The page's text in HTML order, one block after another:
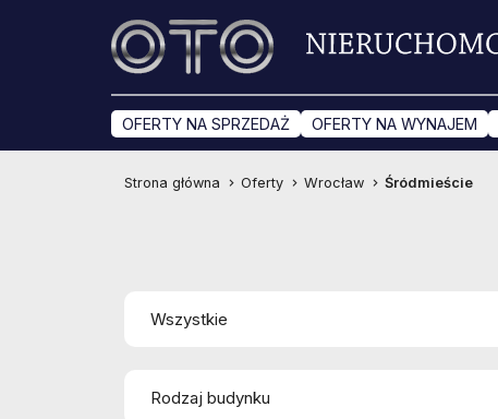
OFERTY NA SPRZEDAŻ OFERTY NA WYNAJEM
Strona główna Oferty Wrocław Śródmieście